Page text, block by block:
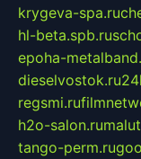
krygeva-spa.ru
hl-beta.spb.ru
epoha-
dieselvostok.ru
regsmi.ru
h2o-salon.ru
tango-perm.ru